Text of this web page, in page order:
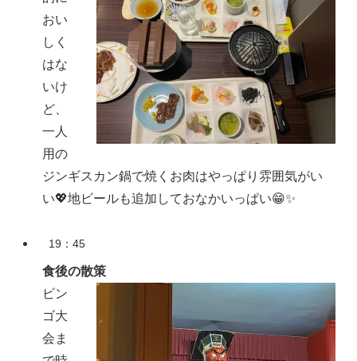
おい
しく
はな
いけ
ど、
一人
用の
ジンギスカン鍋で焼くお肉はやっぱり雰囲気がい
い💖地ビールも追加しておなかいっぱい😁✨
19：45
食後の散策
ビン
ゴ大
会ま